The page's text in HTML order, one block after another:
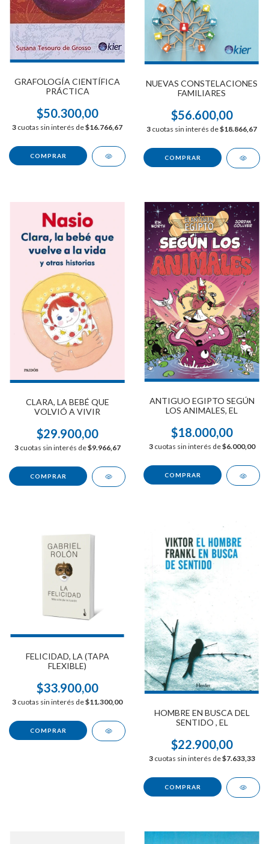
GRAFOLOGÍA CIENTÍFICA
PRÁCTICA
$50.300,00
3 cuotas sin interés de$16.766,67
NUEVAS CONSTELACIONES
FAMILIARES
$56.600,00
3 cuotas sin interés de$18.866,67
CLARA, LA BEBÉ QUE
VOLVIÓ A VIVIR
$29.900,00
3 cuotas sin interés de$9.966,67
ANTIGUO EGIPTO SEGÚN
LOS ANIMALES, EL
$18.000,00
3 cuotas sin interés de$6.000,00
FELICIDAD, LA (TAPA
FLEXIBLE)
$33.900,00
3 cuotas sin interés de$11.300,00
HOMBRE EN BUSCA DEL
SENTIDO , EL
$22.900,00
3 cuotas sin interés de$7.633,33